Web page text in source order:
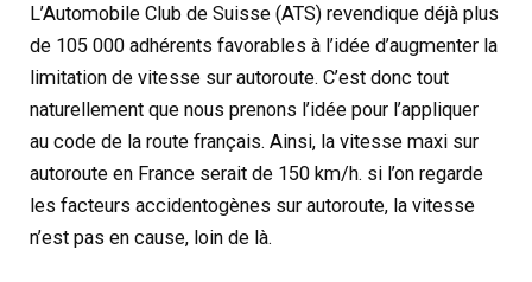
L’Automobile Club de Suisse (ATS) revendique déjà plus
de 105 000 adhérents favorables à l’idée d’augmenter la
limitation de vitesse sur autoroute. C’est donc tout
naturellement que nous prenons l’idée pour l’appliquer
au code de la route français. Ainsi, la vitesse maxi sur
autoroute en France serait de 150 km/h. si l’on regarde
les facteurs accidentogènes sur autoroute, la vitesse
n’est pas en cause, loin de là.